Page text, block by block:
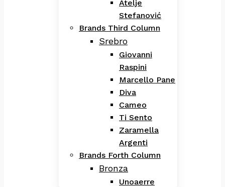
Atelje
Stefanović
Brands Third Column
Srebro
Giovanni
Raspini
Marcello Pane
Diva
Cameo
Ti Sento
Zaramella
Argenti
Brands Forth Column
Bronza
Unoaerre